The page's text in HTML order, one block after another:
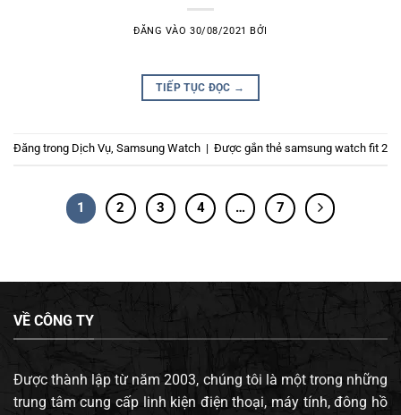
ĐĂNG VÀO30/08/2021 BỞI
TIẾP TỤC ĐỌC →
Đăng trong Dịch Vụ, Samsung Watch | Được gắn thẻ samsung watch fit 2
1 2 3 4 … 7
VỀ CÔNG TY
Được thành lập từ năm 2003, chúng tôi là một trong những
trung tâm cung cấp linh kiện điện thoại, máy tính, đông hồ